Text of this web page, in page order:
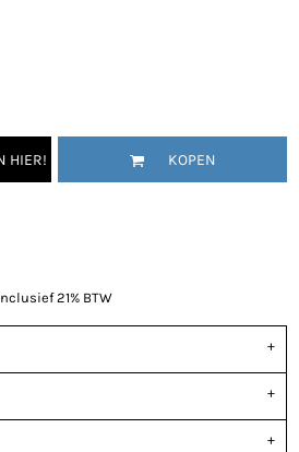
HIER! KOPEN
21% BTW